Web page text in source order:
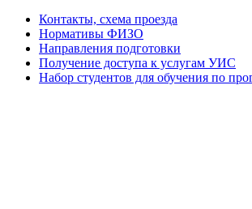
Контакты, схема проезда
Нормативы ФИЗО
Направления подготовки
Получение доступа к услугам УИС
Набор студентов для обучения по